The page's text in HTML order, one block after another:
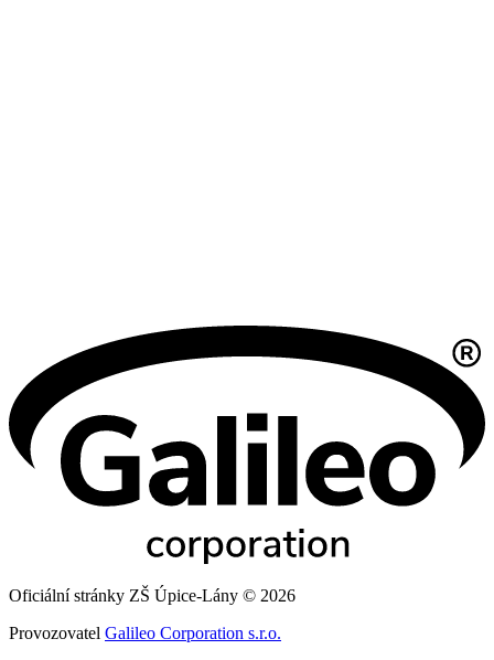
Oficiální stránky ZŠ Úpice-Lány © 2026
Provozovatel Galileo Corporation s.r.o.